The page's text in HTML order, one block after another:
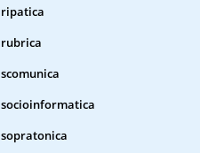
ripatica
rubrica
scomunica
socioinformatica
sopratonica